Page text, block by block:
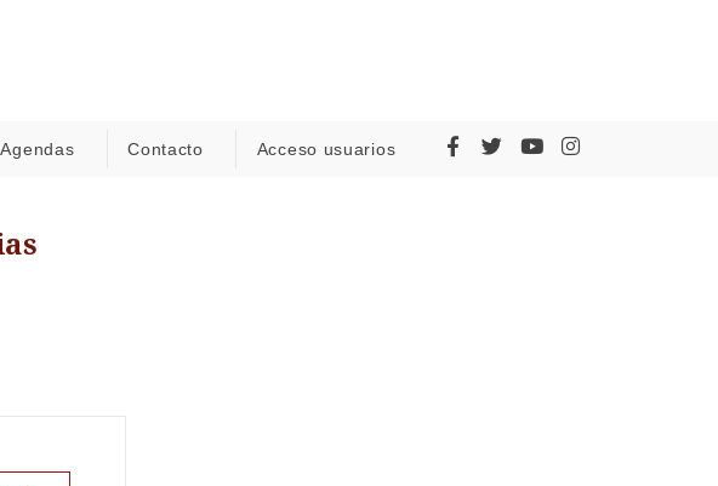
Agendas Contacto Acceso usuarios